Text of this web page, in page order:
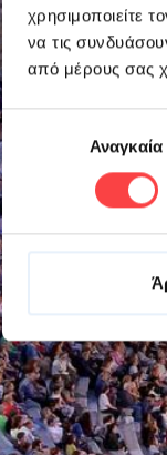
χρησιμοποιείτε
να τις
από μέρους σας
Επιλογή
συγκατάθεσηςΑναγκαία